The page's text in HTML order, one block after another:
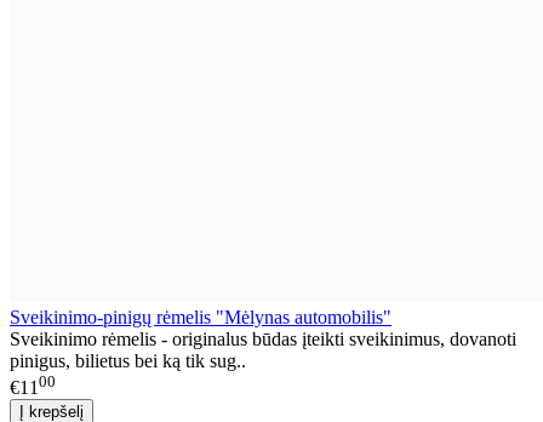
Sveikinimo-pinigų rėmelis "Mėlynas automobilis"
Sveikinimo rėmelis - originalus būdas įteikti sveikinimus, dovanoti
pinigus, bilietus bei ką tik sug..
€11 00